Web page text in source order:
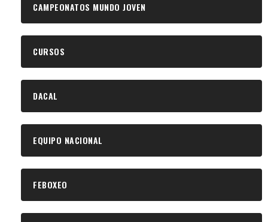
CAMPEONATOS MUNDO JOVEN
CURSOS
DACAL
EQUIPO NACIONAL
FEBOXEO